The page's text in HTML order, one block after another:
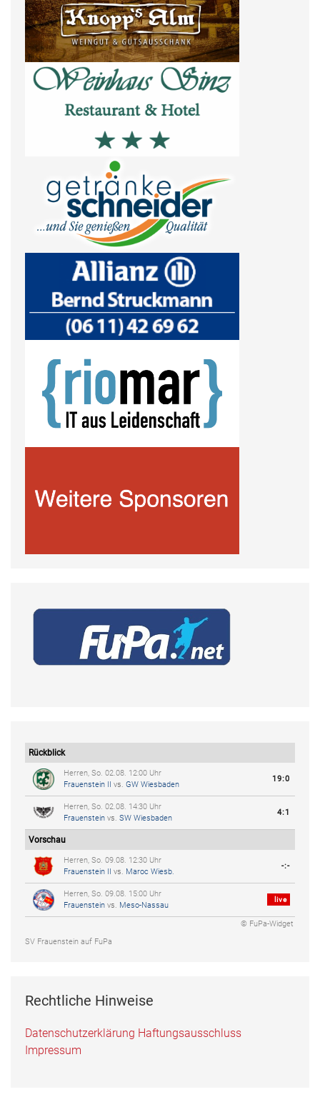
Rückblick
Herren, So. 02.08. 12:00 Uhr
Frauenstein II vs. GW Wiesbaden
19:0
Herren, So. 02.08. 14:30 Uhr
Frauenstein vs. SW Wiesbaden
4:1
Vorschau
Herren, So. 09.08. 12:30 Uhr
Frauenstein II vs. Maroc Wiesb.
-:-
Herren, So. 09.08. 15:00 Uhr
Frauenstein vs. Meso-Nassau
live
© FuPa-Widget
SV Frauenstein auf FuPa
Rechtliche Hinweise
Datenschutzerklärung Haftungsausschluss
Impressum